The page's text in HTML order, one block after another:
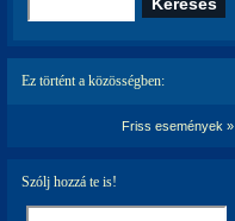
Ez történt a közösségben:
Friss események »
Szólj hozzá te is!